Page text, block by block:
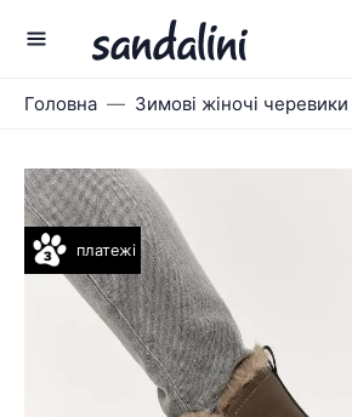
Головна Зимові жіночі черевики
платежі